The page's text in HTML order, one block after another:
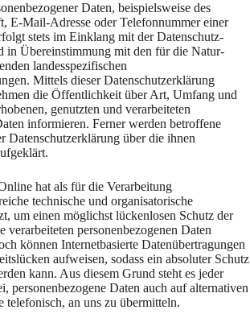
Daten, beispielsweise des
E-Mail-Adresse oder Telefonnummer einer
stets im Einklang mit der Datenschutz-
in Übereinstimmung mit den für die Natur-
landesspezifischen
Mittels dieser Datenschutzerklärung
die Öffentlichkeit über Art, Umfang und
genutzten und verarbeiteten
informieren. Ferner werden betroffene
Datenschutzerklärung über die ihnen
hat als für die Verarbeitung
technische und organisatorische
um einen möglichst lückenlosen Schutz der
verarbeiteten personenbezogenen Daten
können Internetbasierte Datenübertragungen
aufweisen, sodass ein absoluter Schutz
kann. Aus diesem Grund steht es jeder
personenbezogene Daten auch auf alternativen
telefonisch, an uns zu übermitteln.